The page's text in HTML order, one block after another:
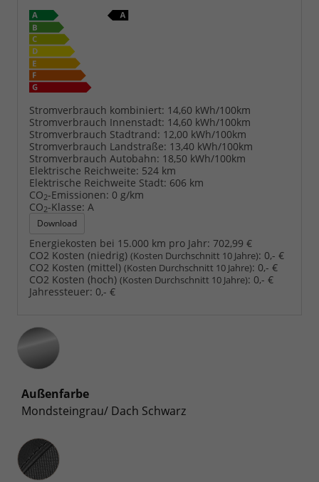
Stromverbrauch kombiniert: 14,60 kWh/100km
Stromverbrauch Innenstadt: 14,60 kWh/100km
Stromverbrauch Stadtrand: 12,00 kWh/100km
Stromverbrauch Landstraße: 13,40 kWh/100km
Stromverbrauch Autobahn: 18,50 kWh/100km
Elektrische Reichweite: 524 km
Elektrische Reichweite Stadt: 606 km
CO2-Emissionen: 0 g/km
CO2-Klasse: A
Download
Energiekosten bei 15.000 km pro Jahr: 702,99 €
CO2 Kosten (niedrig) (Kosten Durchschnitt 10 Jahre): 0,- €
CO2 Kosten (mittel) (Kosten Durchschnitt 10 Jahre): 0,- €
CO2 Kosten (hoch) (Kosten Durchschnitt 10 Jahre): 0,- €
Jahressteuer: 0,- €
Außenfarbe
Mondsteingrau/ Dach Schwarz
Innenausstattung